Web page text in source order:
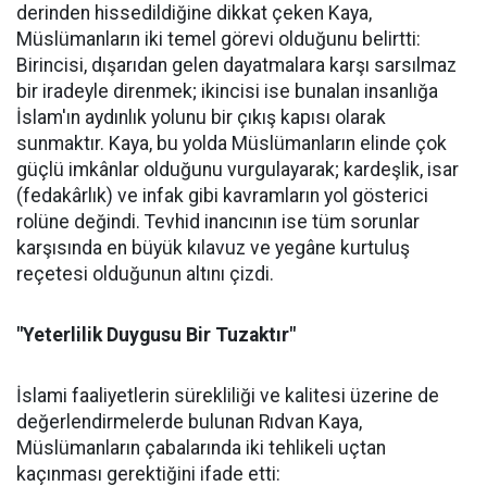
derinden hissedildiğine dikkat çeken Kaya,
Müslümanların iki temel görevi olduğunu belirtti:
Birincisi, dışarıdan gelen dayatmalara karşı sarsılmaz
bir iradeyle direnmek; ikincisi ise bunalan insanlığa
İslam'ın aydınlık yolunu bir çıkış kapısı olarak
sunmaktır. Kaya, bu yolda Müslümanların elinde çok
güçlü imkânlar olduğunu vurgulayarak; kardeşlik, isar
(fedakârlık) ve infak gibi kavramların yol gösterici
rolüne değindi. Tevhid inancının ise tüm sorunlar
karşısında en büyük kılavuz ve yegâne kurtuluş
reçetesi olduğunun altını çizdi.
"Yeterlilik Duygusu Bir Tuzaktır"
İslami faaliyetlerin sürekliliği ve kalitesi üzerine de
değerlendirmelerde bulunan Rıdvan Kaya,
Müslümanların çabalarında iki tehlikeli uçtan
kaçınması gerektiğini ifade etti: